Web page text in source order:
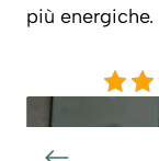
più energiche.